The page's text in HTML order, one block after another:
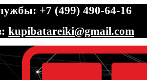
+7 (499) 490-64-16
kupibatareiki@gmail.com